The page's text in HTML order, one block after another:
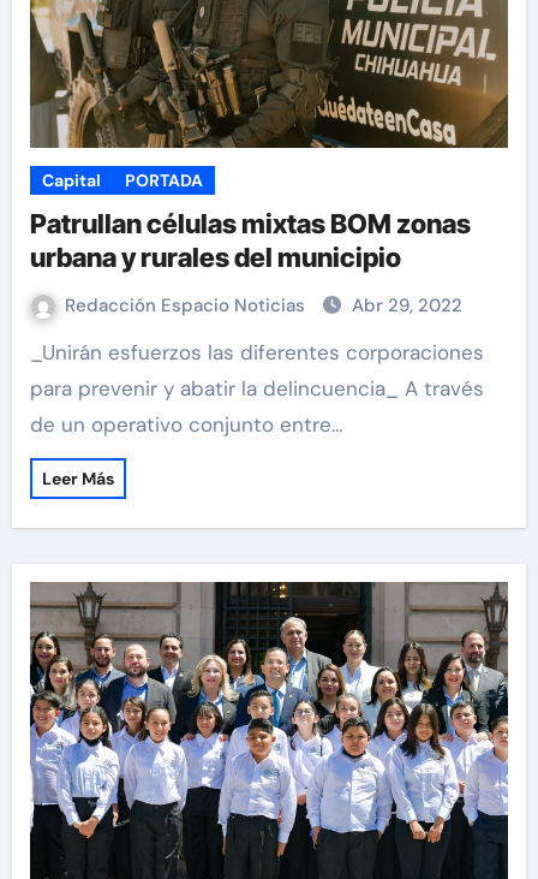
Capital PORTADA
Patrullan células mixtas BOM zonas
urbana y rurales del municipio
Redacción Espacio Noticias Abr 29, 2022
para prevenir y abatir la delincuencia_ A través
de un operativo conjunto entre…
Leer Más